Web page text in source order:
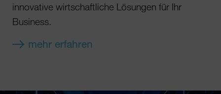
innovative wirtschaftliche Lösungen für Ihr
Business.
mehr erfahren